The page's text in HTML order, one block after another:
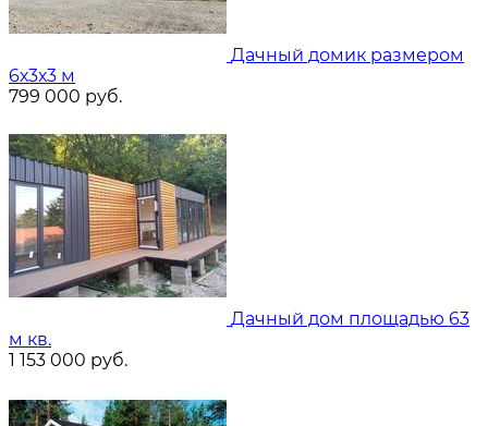
Дачный домик размером
6х3х3 м
799 000 руб.
Дачный дом площадью 63
м кв.
1 153 000 руб.